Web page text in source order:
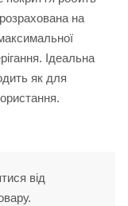
на
Ідеальна
як для
від